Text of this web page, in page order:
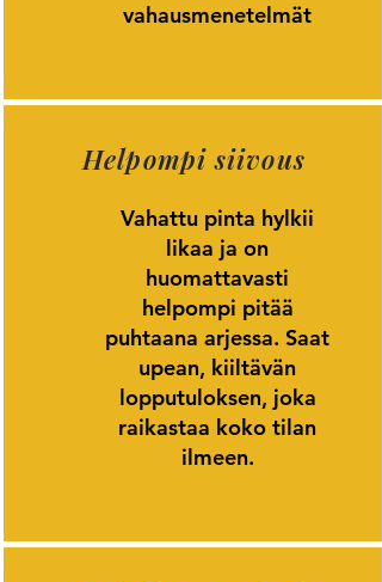
vahausmenetelmät
Helpompi siivous
Vahattu pinta hylkii
likaa ja on
huomattavasti
helpompi pitää
puhtaana arjessa. Saat
upean, kiiltävän
lopputuloksen, joka
raikastaa koko tilan
ilmeen.